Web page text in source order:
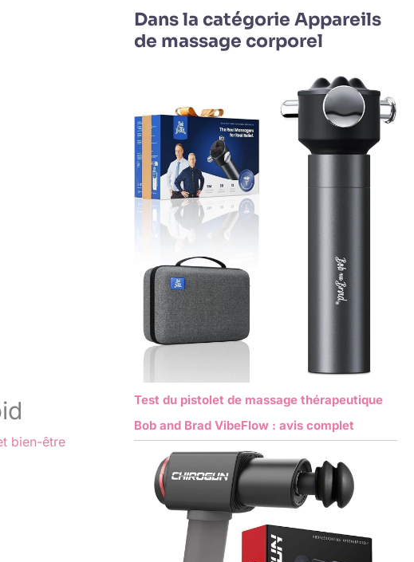
bien-être
Dans la catégorie Appareils
de massage corporel
Test du pistolet de massage thérapeutique
Bob and Brad VibeFlow : avis complet